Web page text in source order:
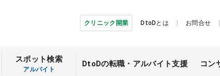
クリニック開業 DtoDとは お問合せ
スポット検索
アルバイト
DtoDの転職・ アルバイト支援 コン